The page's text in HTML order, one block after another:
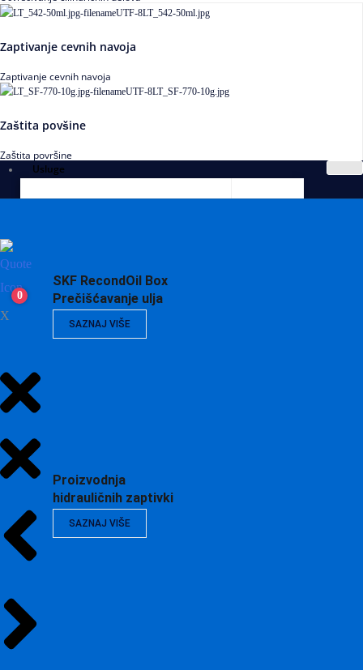
Zaptivanje cevnih navoja
Zaptivanje cevnih navoja
Zaštita povšine
Zaštita površine
Usluge
SKF RecondOil Box
Prečišćavanje ulja
SAZNAJ VIŠE
Proizvodnja
hidrauličnih zaptivki
SAZNAJ VIŠE
0
X